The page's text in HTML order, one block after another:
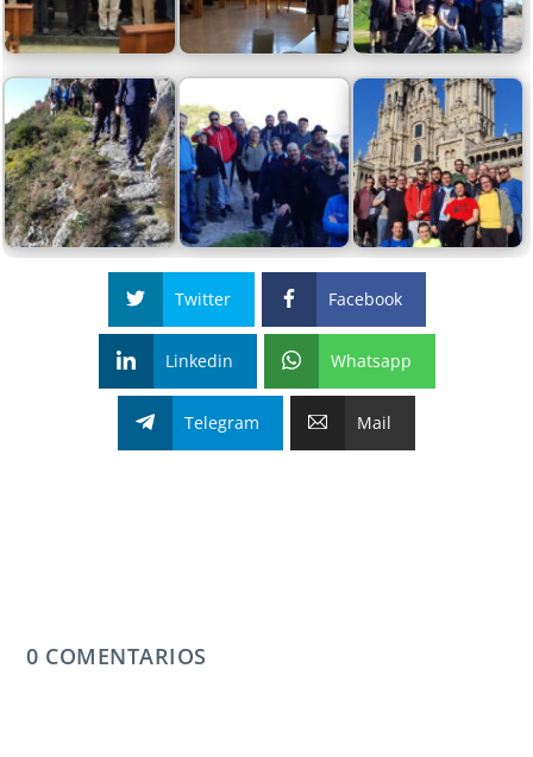
Twitter Facebook
Linkedin Whatsapp
Telegram Mail
0 COMENTARIOS